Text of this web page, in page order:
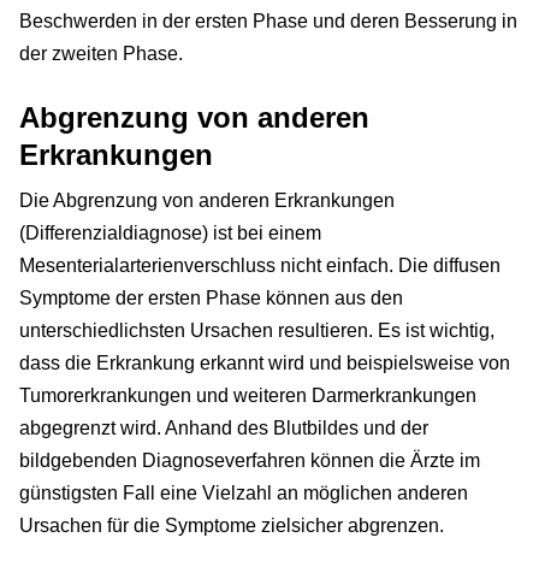
Beschwerden in der ersten Phase und deren Besserung in
der zweiten Phase.
Abgrenzung von anderen
Erkrankungen
Die Abgrenzung von anderen Erkrankungen
(Differenzialdiagnose) ist bei einem
Mesenterialarterienverschluss nicht einfach. Die diffusen
Symptome der ersten Phase können aus den
unterschiedlichsten Ursachen resultieren. Es ist wichtig,
dass die Erkrankung erkannt wird und beispielsweise von
Tumorerkrankungen und weiteren Darmerkrankungen
abgegrenzt wird. Anhand des Blutbildes und der
bildgebenden Diagnoseverfahren können die Ärzte im
günstigsten Fall eine Vielzahl an möglichen anderen
Ursachen für die Symptome zielsicher abgrenzen.